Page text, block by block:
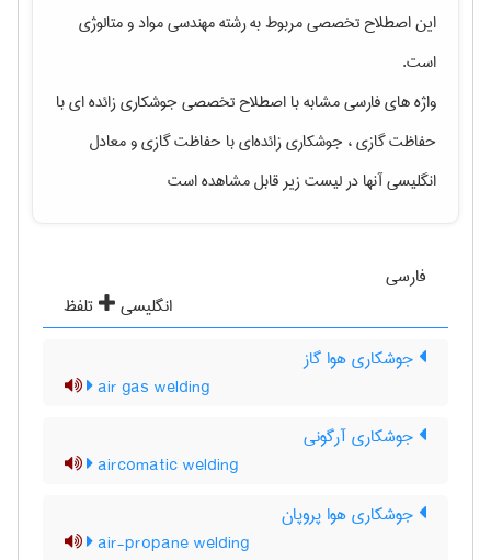
این اصطلاح تخصصی مربوط به رشتهمهندسی مواد و متالوژی
است.
واژه های فارسی مشابه با اصطلاح تخصصیجوشکاری زائده ای با
حفاظت گازی ، جوشکاری زائده‌ای با حفاظت گازیو معادل
انگلیسی آنها در لیست زیر قابل مشاهده است
فارسی
انگلیسی
تلفظ
جوشکاری هوا گاز
air gas welding
جوشکاری آرگونی
aircomatic welding
جوشکاری هوا پروپان
air-propane welding